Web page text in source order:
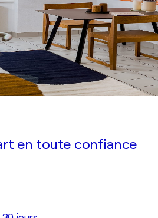
en toute confiance